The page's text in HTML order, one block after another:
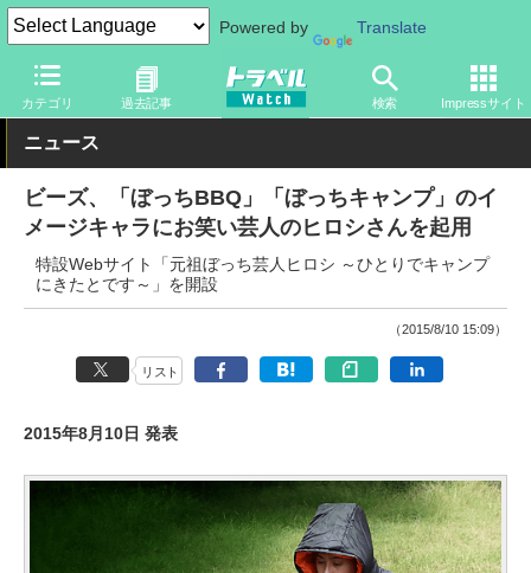
Powered by Translate
カテゴリ 過去記事 検索 Impressサイト
トラベル Watch 旅のアイテム 旅行グッズ その他
ニュース
ビーズ、「ぼっちBBQ」「ぼっちキャンプ」のイ
メージキャラにお笑い芸人のヒロシさんを起用
特設Webサイト「元祖ぼっち芸人ヒロシ ～ひとりでキャンプ
にきたとです～」を開設
（2015/8/10 15:09）
リスト
2015年8月10日 発表